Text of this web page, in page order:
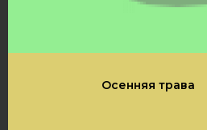
Осенняя трава